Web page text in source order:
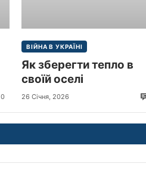
0
ВІЙНА В УКРАЇНІ
Як зберегти тепло в
своїй оселі
26 Січня, 2026